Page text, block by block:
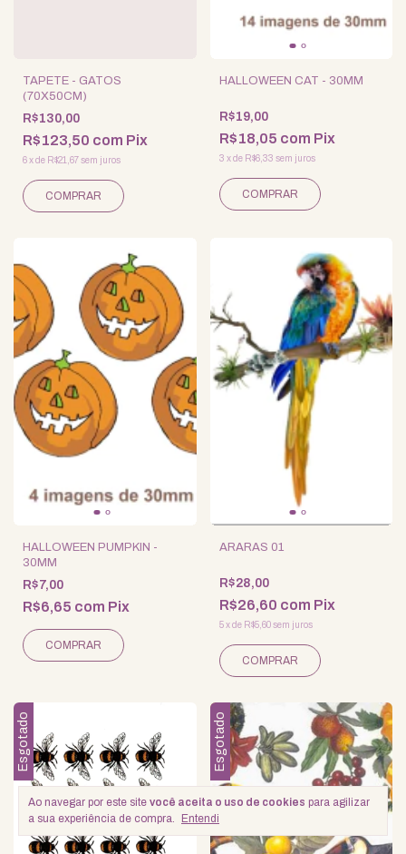
Ao navegar por este site você aceita o uso de cookies para agilizar
a sua experiência de compra.
Entendi
TAPETE - GATOS
(70X50CM)
R$130,00
R$123,50 com Pix
6xde R$21,67sem juros
HALLOWEEN CAT - 30MM
R$19,00
R$18,05 com Pix
3 xde R$6,33 sem juros
HALLOWEEN PUMPKIN -
30MM
R$7,00
R$6,65 com Pix
ARARAS 01
R$28,00
R$26,60 com Pix
5 xde R$5,60 sem juros
Esgotado Esgotado